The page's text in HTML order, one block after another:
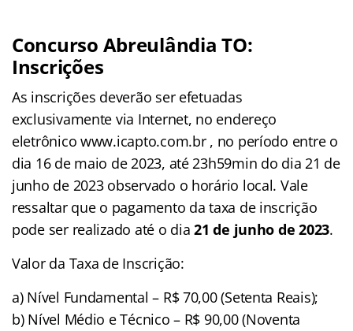
Concurso Abreulândia TO:
Inscrições
As inscrições deverão ser efetuadas
exclusivamente via Internet, no endereço
eletrônico www.icapto.com.br , no período entre o
dia 16 de maio de 2023, até 23h59min do dia 21 de
junho de 2023 observado o horário local. Vale
ressaltar que o pagamento da taxa de inscrição
pode ser realizado até o dia21 de junho de 2023.
Valor da Taxa de Inscrição:
a) Nível Fundamental – R$ 70,00 (Setenta Reais);
b) Nível Médio e Técnico – R$ 90,00 (Noventa